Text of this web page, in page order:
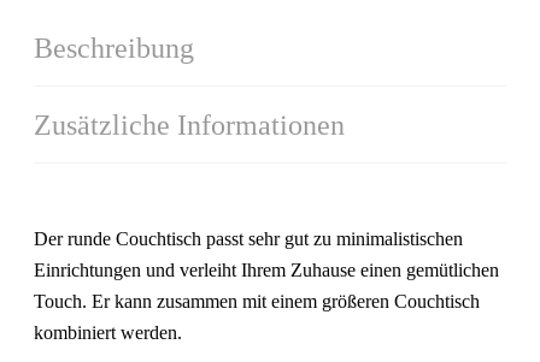
Beschreibung
Zusätzliche Informationen
Der runde Couchtisch passt sehr gut zu minimalistischen
Einrichtungen und verleiht Ihrem Zuhause einen gemütlichen
Touch. Er kann zusammen mit einem größeren Couchtisch
kombiniert werden.